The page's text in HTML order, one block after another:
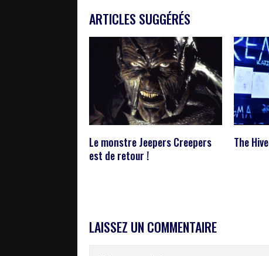
ARTICLES SUGGÉRÉS
Le monstre Jeepers Creepers
est de retour !
The Hive
LAISSEZ UN COMMENTAIRE